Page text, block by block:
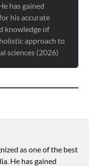
has gained
his accurate
knowledge of
approach to
sciences (2026)
as one of the best
He has gained